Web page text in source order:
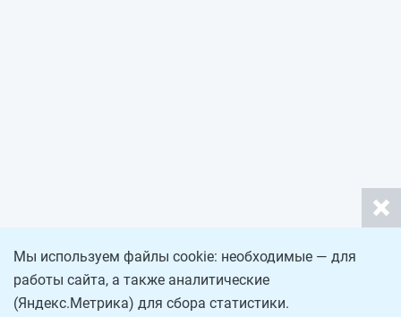
Мы используем файлы cookie: необходимые — для
работы сайта, а также аналитические
(Яндекс.Метрика) для сбора статистики.